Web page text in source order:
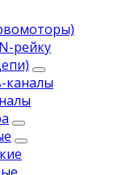
рейку
каналы